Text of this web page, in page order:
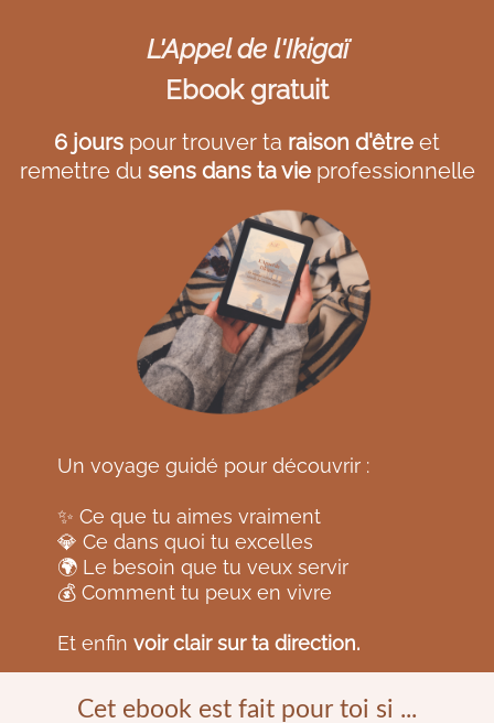
L'Appel de l'Ikigaï
Ebook gratuit
6 jours pour trouver ta raison d'être et
remettre du sens dans ta vie professionnelle
Un voyage guidé pour découvrir :
✨ Ce que tu aimes vraiment
💎 Ce dans quoi tu excelles
🌍 Le besoin que tu veux servir
💰 Comment tu peux en vivre
Et enfin voir clair sur ta direction.
Cet ebook est fait pour toi si ...